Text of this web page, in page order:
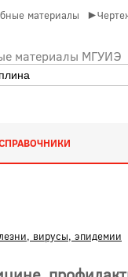
материалы
материалы МГУИЭ
вирусы, эпидемии